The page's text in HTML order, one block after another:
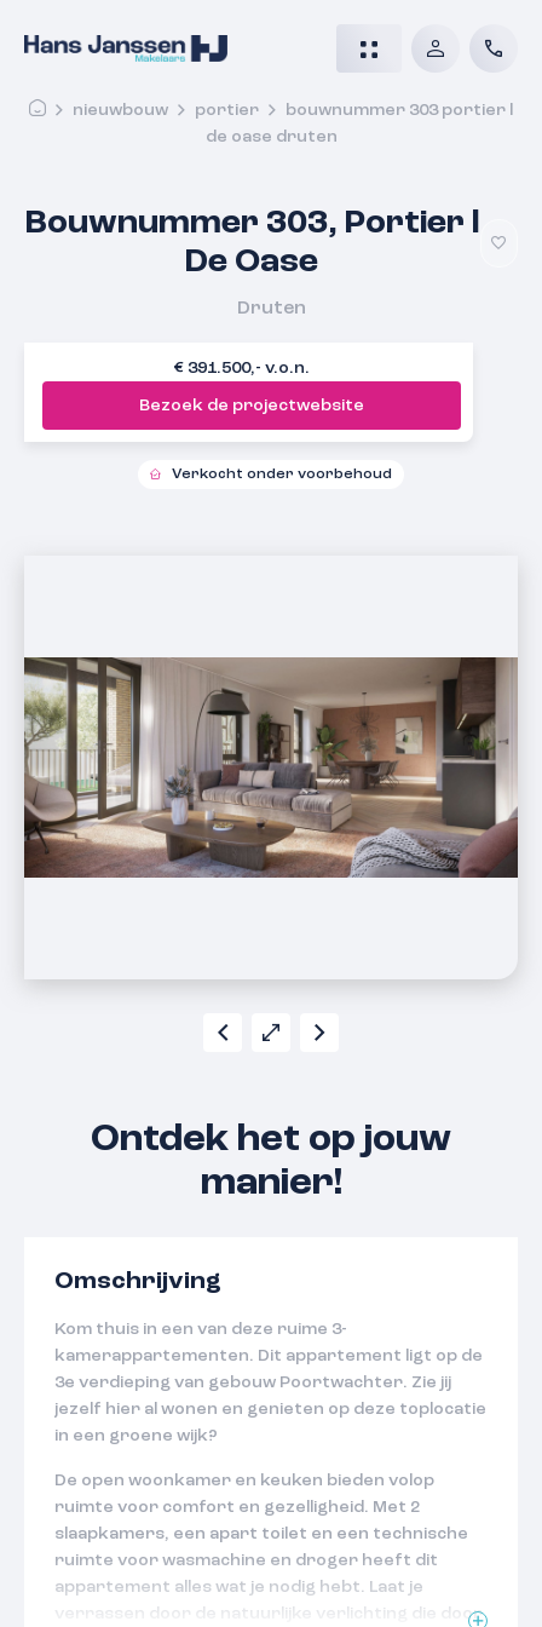
nieuwbouw portier
bouwnummer 303 portier l
de oase druten
Bouwnummer 303, Portier l
De Oase
Druten
€ 391.500,- v.o.n.
Bezoek de projectwebsite
Verkocht onder voorbehoud
Ontdek het op jouw
manier!
Omschrijving
Kom thuis in een van deze ruime 3-
kamerappartementen. Dit appartement ligt op de
3e verdieping van gebouw Poortwachter. Zie jij
jezelf hier al wonen en genieten op deze toplocatie
in een groene wijk?
De open woonkamer en keuken bieden volop
ruimte voor comfort en gezelligheid. Met 2
slaapkamers, een apart toilet en een technische
ruimte voor wasmachine en droger heeft dit
appartement alles wat je nodig hebt. Laat je
verrassen door de natuurlijke verlichting die door